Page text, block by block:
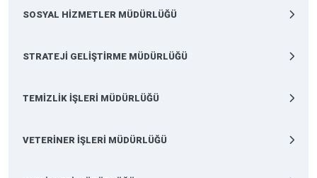
SOSYAL HİZMETLER MÜDÜRLÜĞÜ
STRATEJİ GELİŞTİRME MÜDÜRLÜĞÜ
TEMİZLİK İŞLERİ MÜDÜRLÜĞÜ
VETERİNER İŞLERİ MÜDÜRLÜĞÜ